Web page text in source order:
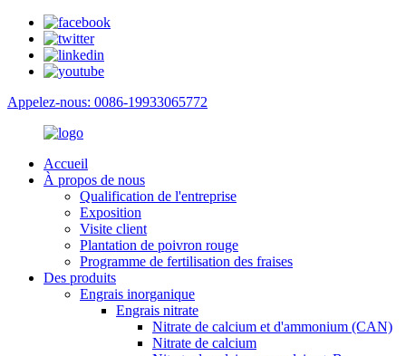
Appelez-nous: 0086-19933065772
Accueil
À propos de nous
Qualification de l'entreprise
Exposition
Visite client
Plantation de poivron rouge
Programme de fertilisation des fraises
Des produits
Engrais inorganique
Engrais nitrate
Nitrate de calcium et d'ammonium (CAN)
Nitrate de calcium